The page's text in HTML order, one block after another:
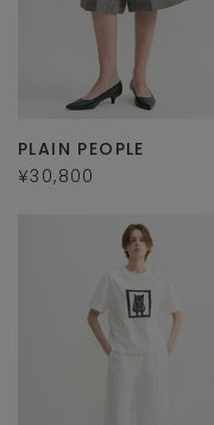
PLAIN PEOPLE
¥30,800